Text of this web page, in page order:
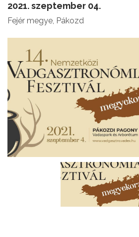
2021. szeptember 04.
Fejér megye, Pákozd